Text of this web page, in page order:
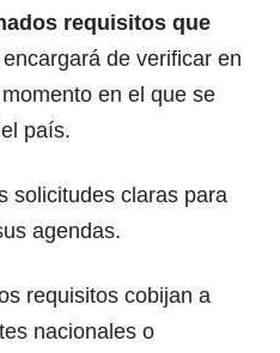
requisitos que
de verificar en
en el que se
país.
solicitudes claras para
agendas.
requisitos cobijan a
nacionales o